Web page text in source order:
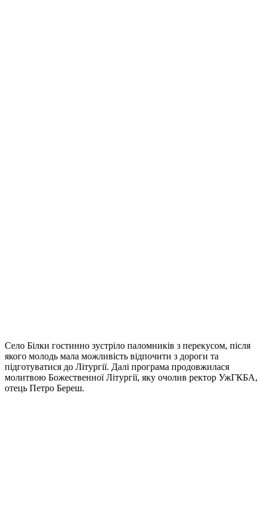
Село Білки гостинно зустріло паломників з перекусом, після
якого молодь мала можливість відпочити з дороги та
підготуватися до Літургії. Далі програма продовжилася
молитвою Божественної Літургії, яку очолив ректор УжГКБА,
отець Петро Береш.